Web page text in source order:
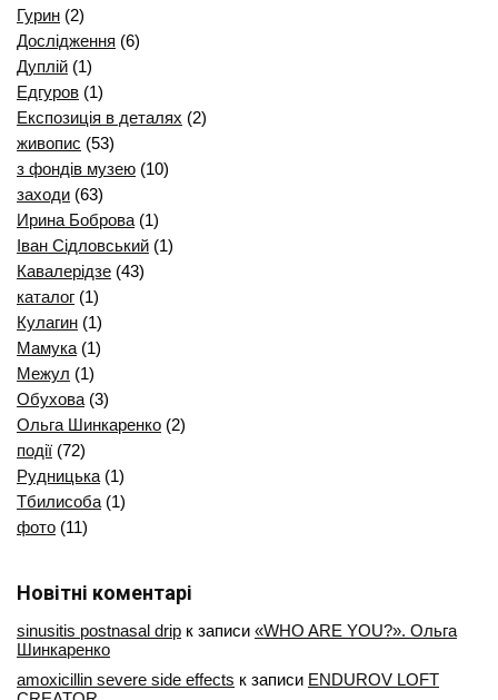
Гурин (2)
Дослідження (6)
Дуплій (1)
Едгуров (1)
Експозиція в деталях (2)
живопис (53)
з фондів музею (10)
заходи (63)
Ирина Боброва (1)
Іван Сідловський (1)
Кавалерідзе (43)
каталог (1)
Кулагин (1)
Мамука (1)
Межул (1)
Обухова (3)
Ольга Шинкаренко (2)
події (72)
Рудницька (1)
Тбилисоба (1)
фото (11)
Новітні коментарі
sinusitis postnasal drip к записи «WHO ARE YOU?». Ольга
Шинкаренко
amoxicillin severe side effects к записи ENDUROV LOFT